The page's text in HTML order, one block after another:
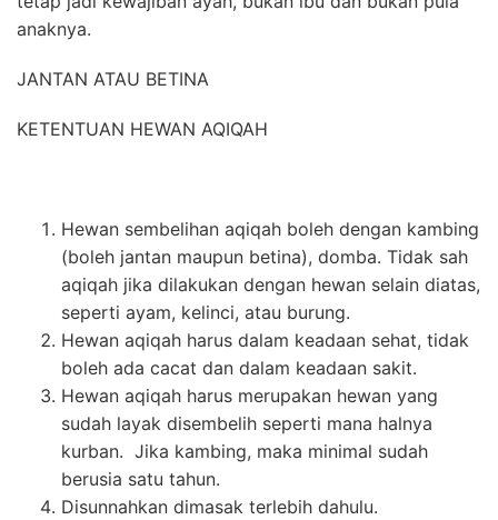
anaknya.
JANTAN ATAU BETINA
KETENTUAN HEWAN AQIQAH
Hewan sembelihan aqiqah boleh dengan kambing
(boleh jantan maupun betina), domba. Tidak sah
aqiqah jika dilakukan dengan hewan selain diatas,
seperti ayam, kelinci, atau burung.
Hewan aqiqah harus dalam keadaan sehat, tidak
boleh ada cacat dan dalam keadaan sakit.
Hewan aqiqah harus merupakan hewan yang
sudah layak disembelih seperti mana halnya
kurban. Jika kambing, maka minimal sudah
berusia satu tahun.
Disunnahkan dimasak terlebih dahulu.